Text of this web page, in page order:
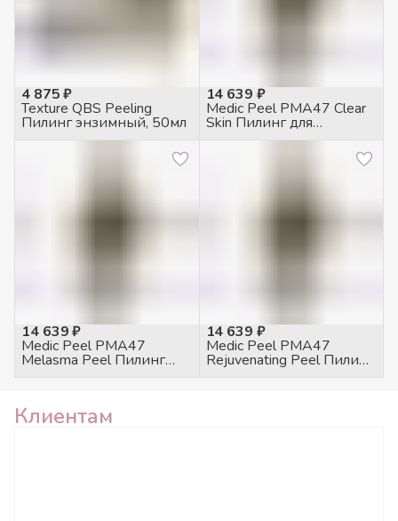
4 875 ₽
Texture QBS Peeling
Пилинг энзимный, 50мл
14 639 ₽
Medic Peel PMA47 Clear
Skin Пилинг для
проблемной кожи, 50мл
14 639 ₽
Medic Peel PMA47
Melasma Peel Пилинг
14 639 ₽
Medic Peel PMA47
Rejuvenating Peel Пилинг
Клиентам